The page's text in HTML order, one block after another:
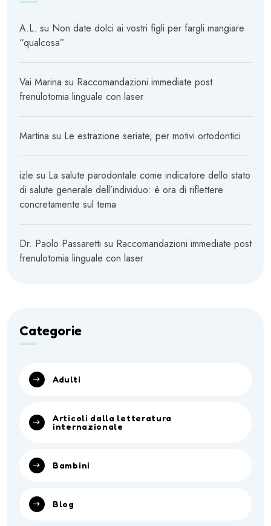
A.L. su Non date dolci ai vostri figli per fargli mangiare
“qualcosa”
Vai Marina su Raccomandazioni immediate post
frenulotomia linguale con laser
Martina su Le estrazione seriate, per motivi ortodontici
izle su La salute parodontale come indicatore dello stato
di salute generale dell’individuo: è ora di riflettere
concretamente sul tema
Dr. Paolo Passaretti su Raccomandazioni immediate post
frenulotomia linguale con laser
Categorie
Adulti
Articoli dalla letteratura
internazionale
Bambini
Blog